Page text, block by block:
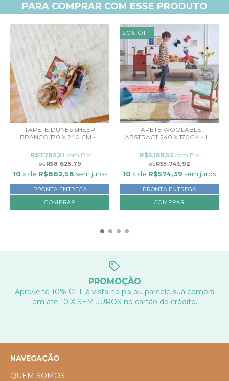
PARA COMPRAR COM ESSE PRODUTO
TAPETE DUNES SHEEP
BRANCO 170 X 240 CM -...
R$8.625,79
R$7.763,21 com Pix
10 x de R$862,58 sem juros
PRONTA ENTREGA
20% OFF
TAPETE WOOLABLE
ABSTRACT 240 X 170CM - L...
R$5.743,92
R$5.169,53 com Pix
10 x de R$574,39 sem juros
PRONTA ENTREGA
PROMOÇÃO
Aproveite 10% OFF à vista no pix ou parcele sua compra
em até 10 X SEM JUROS no cartão de crédito.
NAVEGAÇÃO
QUEM SOMOS